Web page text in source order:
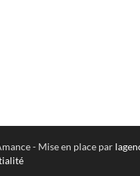
- Mise en place par